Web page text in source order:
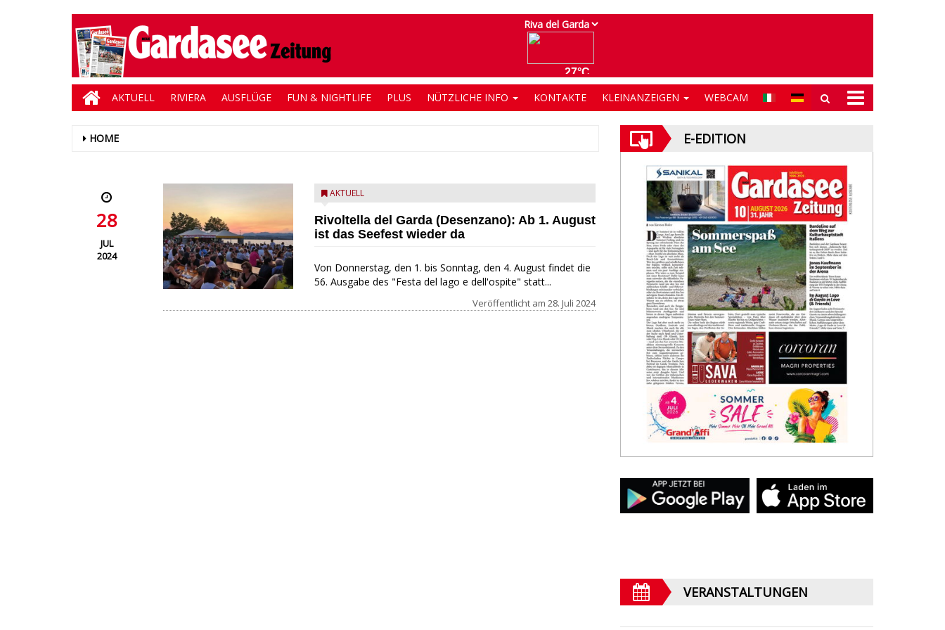
AKTUELL RIVIERA AUSFLÜGE FUN & NIGHTLIFE PLUS NÜTZLICHE INFO KONTAKTE KLEINANZEIGEN WEBCAM
HOME
28
JUL
2024
AKTUELL
Rivoltella del Garda (Desenzano): Ab 1. August
ist das Seefest wieder da
Von Donnerstag, den 1. bis Sonntag, den 4. August findet die
56. Ausgabe des "Festa del lago e dell'ospite" statt...
Veröffentlicht am 28. Juli 2024
E-EDITION
VERANSTALTUNGEN